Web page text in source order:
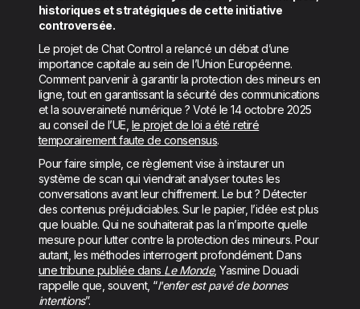
historiques et stratégiques de cette initiative
controversée.
Le projet de Chat Control a relancé un débat d’une
importance capitale au sein de l’Union Européenne.
Comment parvenir à garantir la protection des mineurs en
ligne, tout en garantissant la sécurité des communications
et la souveraineté numérique ? Voté le 14 octobre 2025
au conseil de l’UE, le projet de loi a été retiré
temporairement faute de consensus.
Pour faire simple, ce règlement vise à instaurer un
système de scan qui viendrait analyser toutes les
conversations avant leur chiffrement. Le but ? Détecter
des contenus préjudiciables. Sur le papier, l’idée est plus
que louable. Qui ne souhaiterait pas la n’importe quelle
mesure pour lutter contre la protection des mineurs. Pour
autant, les méthodes interrogent profondément. Dans
une tribune publiée dans Le Monde, Yasmine Douadi
rappelle que, souvent, “l'enfer est pavé de bonnes
intentions”.